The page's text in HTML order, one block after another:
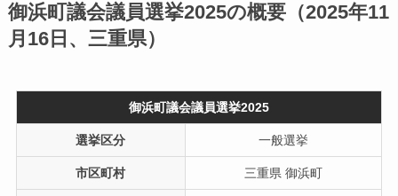
御浜町議会議員選挙2025の概要（2025年11
月16日、三重県）
御浜町議会議員選挙2025
選挙区分 一般選挙
市区町村 三重県 御浜町